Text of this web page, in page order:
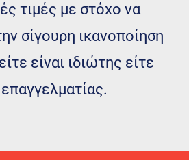
τιμές με στόχο να
σίγουρη ικανοποίηση
είναι ιδιώτης είτε
επαγγελματίας.